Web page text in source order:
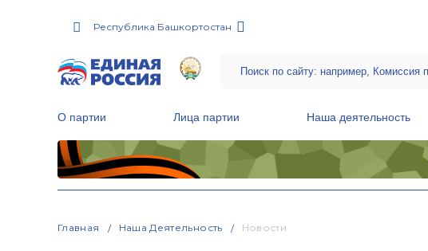
Республика Башкортостан
О партии Лица партии Наша деятельность
Главная Наша Деятельность Новости